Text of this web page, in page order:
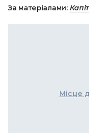
За матеріалами:
Місце